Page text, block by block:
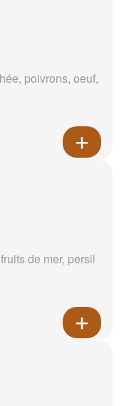
poivrons, oeuf,
de mer, persil